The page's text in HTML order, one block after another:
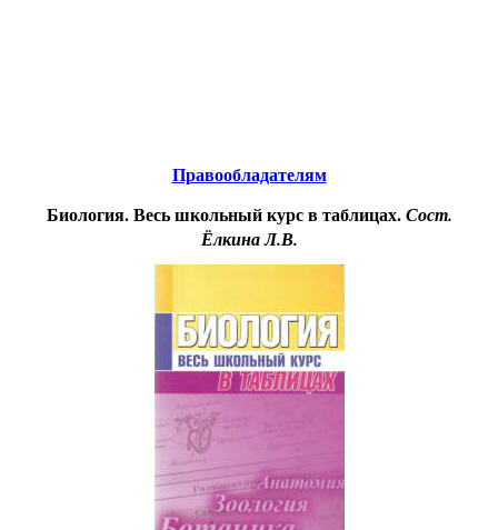
Правообладателям
Биология. Весь школьный курс в таблицах.Сост.
Ёлкина Л.В.